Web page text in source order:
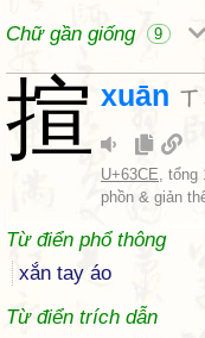
Chữ gần giống 9
揎 xuān
U+63CE, tổng
phồn & giản
Từ điển phổ thông
xắn tay áo
Từ điển trích dẫn